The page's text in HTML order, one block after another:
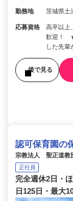
勤務地 茨城県土
応募資格
高卒以上
歓迎！ ★
した先輩
後で見る
認可保育園の
宗教法人 聖正道教
正社員
完全週休2日・
日125日・最大